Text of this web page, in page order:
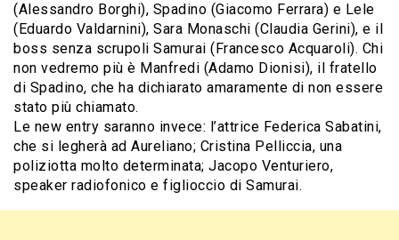
(Alessandro Borghi), Spadino (Giacomo Ferrara) e Lele
(Eduardo Valdarnini), Sara Monaschi (Claudia Gerini), e il
boss senza scrupoli Samurai (Francesco Acquaroli). Chi
non vedremo più è Manfredi (Adamo Dionisi), il fratello
di Spadino, che ha dichiarato amaramente di non essere
stato più chiamato.
Le new entry saranno invece: l’attrice Federica Sabatini,
che si legherà ad Aureliano; Cristina Pelliccia, una
poliziotta molto determinata; Jacopo Venturiero,
speaker radiofonico e figlioccio di Samurai.